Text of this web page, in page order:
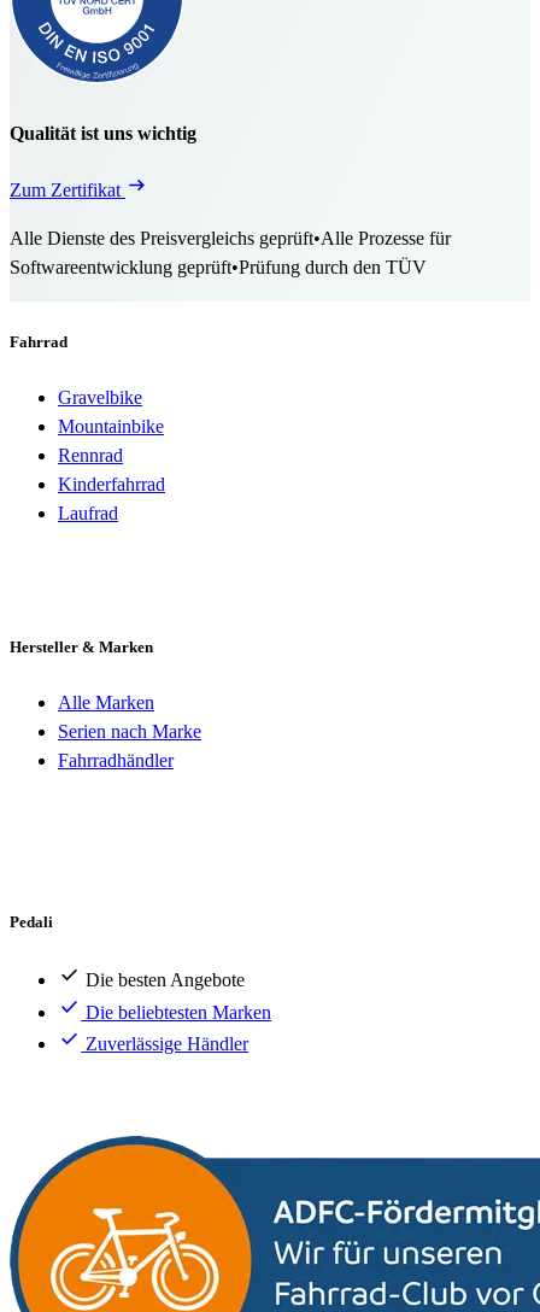
Qualität ist uns wichtig
Zum Zertifikat
Alle Dienste des Preisvergleichs geprüft•Alle Prozesse für
Softwareentwicklung geprüft•Prüfung durch den TÜV
Fahrrad
Gravelbike
Mountainbike
Rennrad
Kinderfahrrad
Laufrad
Hersteller & Marken
Alle Marken
Serien nach Marke
Fahrradhändler
Pedali
Die besten Angebote
Die beliebtesten Marken
Zuverlässige Händler